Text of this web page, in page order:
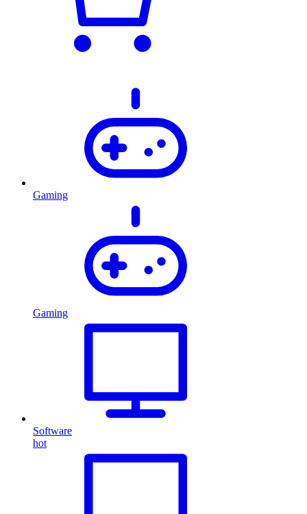
Gaming
Gaming
Software
hot